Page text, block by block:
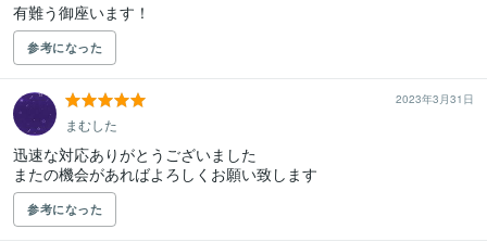
有難う御座います！
参考になった
2023年3月31日
まむした
迅速な対応ありがとうございました
またの機会があればよろしくお願い致します
参考になった